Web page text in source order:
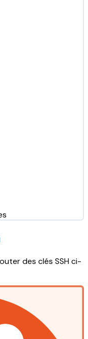
des clés SSH ci-